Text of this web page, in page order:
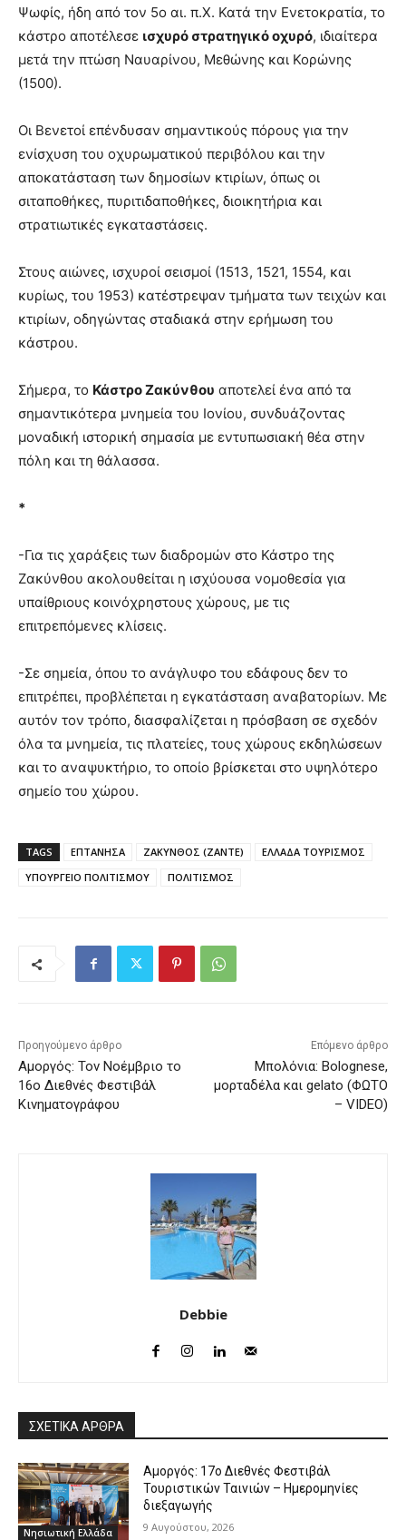
Ψωφίς, ήδη από τον 5ο αι. π.Χ. Κατά την Ενετοκρατία, το
κάστρο αποτέλεσε ισχυρό στρατηγικό οχυρό, ιδιαίτερα
μετά την πτώση Ναυαρίνου, Μεθώνης και Κορώνης
(1500).
Οι Βενετοί επένδυσαν σημαντικούς πόρους για την
ενίσχυση του οχυρωματικού περιβόλου και την
αποκατάσταση των δημοσίων κτιρίων, όπως οι
σιταποθήκες, πυριτιδαποθήκες, διοικητήρια και
στρατιωτικές εγκαταστάσεις.
Στους αιώνες, ισχυροί σεισμοί (1513, 1521, 1554, και
κυρίως, του 1953) κατέστρεψαν τμήματα των τειχών και
κτιρίων, οδηγώντας σταδιακά στην ερήμωση του
κάστρου.
Σήμερα, το Κάστρο Ζακύνθου αποτελεί ένα από τα
σημαντικότερα μνημεία του Ιονίου, συνδυάζοντας
μοναδική ιστορική σημασία με εντυπωσιακή θέα στην
πόλη και τη θάλασσα.
*
-Για τις χαράξεις των διαδρομών στο Κάστρο της
Ζακύνθου ακολουθείται η ισχύουσα νομοθεσία για
υπαίθριους κοινόχρηστους χώρους, με τις
επιτρεπόμενες κλίσεις.
-Σε σημεία, όπου το ανάγλυφο του εδάφους δεν το
επιτρέπει, προβλέπεται η εγκατάσταση αναβατορίων. Με
αυτόν τον τρόπο, διασφαλίζεται η πρόσβαση σε σχεδόν
όλα τα μνημεία, τις πλατείες, τους χώρους εκδηλώσεων
και το αναψυκτήριο, το οποίο βρίσκεται στο υψηλότερο
σημείο του χώρου.
TAGS ΕΠΤΑΝΗΣΑ ΖΑΚΥΝΘΟΣ (ZANTE)
ΕΛΛΑΔΑ ΤΟΥΡΙΣΜΟΣ
ΥΠΟΥΡΓΕΙΟ ΠΟΛΙΤΙΣΜΟΥ
ΠΟΛΙΤΙΣΜΟΣ
Προηγούμενο άρθρο
Αμοργός: Τον Νοέμβριο το
16ο Διεθνές Φεστιβάλ
Κινηματογράφου
Επόμενο άρθρο
Μπολόνια: Bolognese,
μορταδέλα και gelato (ΦΩΤΟ
– VIDEO)
Debbie
ΣΧΕΤΙΚΑ ΑΡΘΡΑ
Νησιωτική Ελλάδα
Αμοργός: 17ο Διεθνές Φεστιβάλ
Τουριστικών Ταινιών – Ημερομηνίες
διεξαγωγής
9 Αυγούστου, 2026